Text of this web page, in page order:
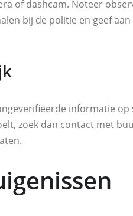
of dashcam. Noteer
bij de politie en geef
informatie
zoek dan contact met